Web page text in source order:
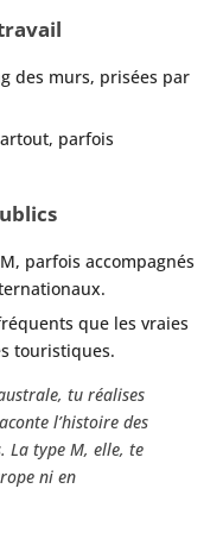
des murs, prisées par
parfois
parfois accompagnés
que les vraies
touristiques.
tu réalises
l’histoire des
La type M, elle, te
ni en